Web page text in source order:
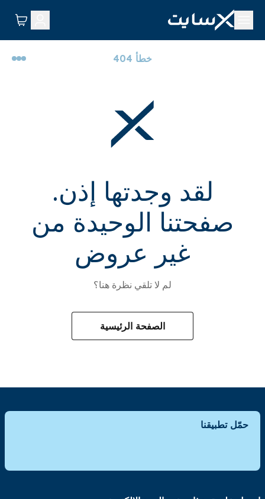
خطأ 404
لقد وجدتها إذن.
صفحتنا الوحيدة من
غير عروض
لم لا تلقي نظرة هنا؟
الصفحة الرئيسية
حمّل تطبيقنا